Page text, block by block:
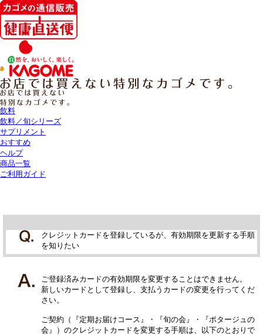
飲料
飲料／旬シリーズ
サプリメント
おすすめ
ヘルプ
商品一覧
ご利用ガイド
クレジットカードを登録しているが、有効期限を更新する手順
を知りたい
ご登録済みカードの有効期限を変更することはできません。
新しいカードとして登録し、支払うカードの変更を行ってくだ
さい。
ご契約（『定期お届けコース』・『旬の会』・『ポタージュの
会』）のクレジットカードを変更する手順は、以下のとおりで